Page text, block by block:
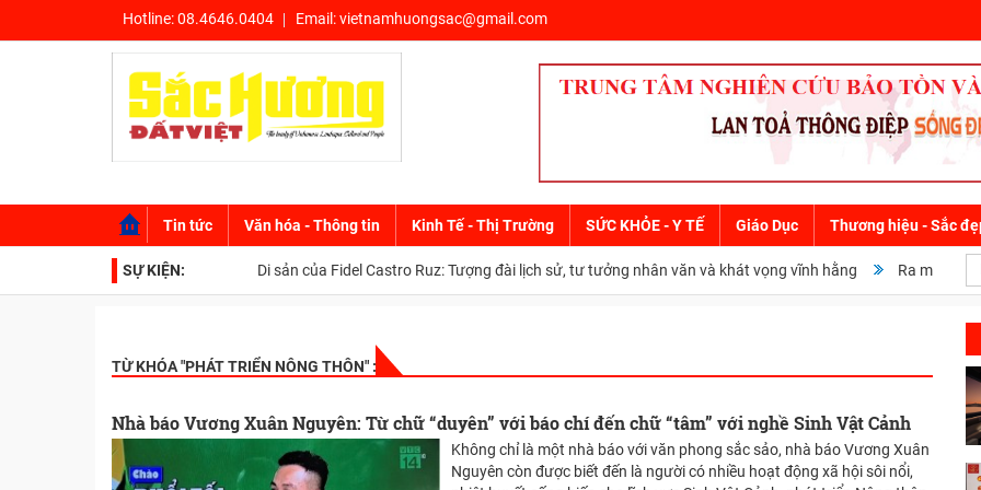
Hotline:08.4646.0404 Email:vietnamhuongsac@gmail.com
Tin tức Văn hóa - Thông tin Kinh Tế - Thị Trường SỨC KHỎE - Y TẾ Giáo Dục Thương hiệu - Sắc
SỰ KIỆN: Di sản của Fidel Castro Ruz: Tượng đài lịch sử, tư tưởng nhân văn và khát vọng vĩnh hằng Ra mắt cuốn
TỪ KHÓA "PHÁT TRIỂN NÔNG THÔN" :
Nhà báo Vương Xuân Nguyên: Từ chữ “duyên” với báo chí đến chữ “tâm” với nghề Sinh Vật Cảnh
Không chỉ là một nhà báo với văn phong sắc sảo, nhà báo Vương Xuân
Nguyên còn được biết đến là người có nhiều hoạt động xã hội sôi nổi,